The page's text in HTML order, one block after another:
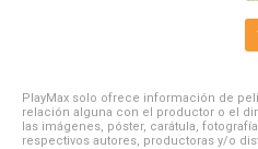
PlayMax solo ofrece información de
relación alguna con el productor o el
las imágenes, póster, carátula,
respectivos autores, productoras y/o